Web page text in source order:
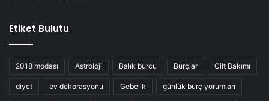
Etiket Bulutu
2018 modası Astroloji Balık burcu Burçlar Cilt Bakımı
diyet ev dekorasyonu Gebelik günlük burç yorumları